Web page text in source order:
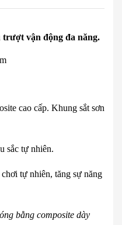
vận động đa năng.
cao cấp. Khung sắt sơn
sắc tự nhiên.
tự nhiên, tăng sự năng
bằng composite dày